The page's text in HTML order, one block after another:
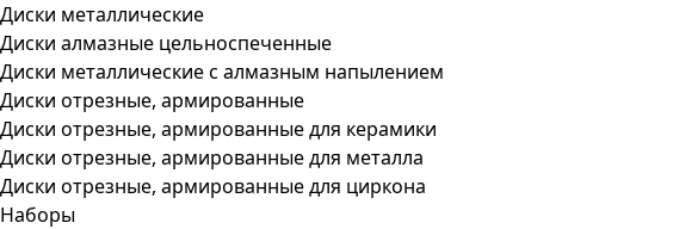
Диски металлические
Диски алмазные цельноспеченные
Диски металлические с алмазным напылением
Диски отрезные, армированные
Диски отрезные, армированные для керамики
Диски отрезные, армированные для металла
Диски отрезные, армированные для циркона
Наборы